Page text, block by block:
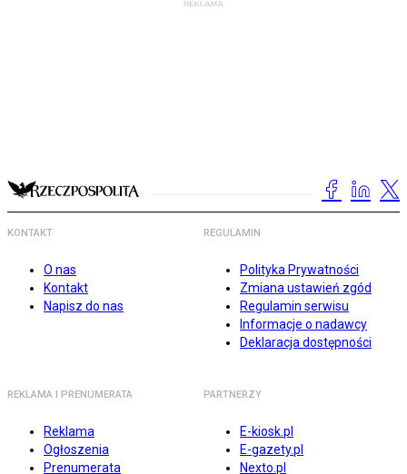
KONTAKT
O nas
Kontakt
Napisz do nas
REGULAMIN
Polityka Prywatności
Zmiana ustawień zgód
Regulamin serwisu
Informacje o nadawcy
Deklaracja dostępności
REKLAMA I PRENUMERATA
Reklama
Ogłoszenia
Prenumerata
PARTNERZY
E-kiosk.pl
E-gazety.pl
Nexto.pl